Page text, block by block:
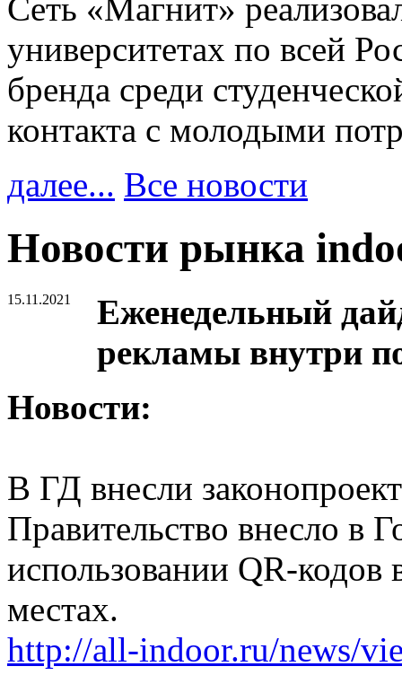
Сеть «Магнит»
университетах по всей
бренда среди
контакта с молодыми
далее... Все новости
Новости рынка
15.11.2021
Еженедельный
рекламы внутри
Новости:
В ГД внесли
Правительство внесло в
использовании QR-
местах.
http://all-indoor.ru/news/